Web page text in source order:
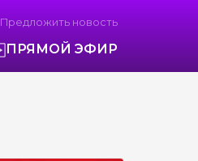
Предложить новость
ПРЯМОЙ ЭФИР